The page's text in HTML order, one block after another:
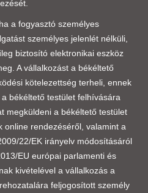
a fogyasztó személyes
személyes jelenlét nélküli,
biztosító elektronikai eszköz
A vállalkozást a békéltető
kötelezettség terheli, ennek
békéltető testület felhívására
megküldeni a békéltető testület
online rendezéséről, valamint a
22/EK irányelv módosításáról
EU európai parlamenti és
kivételével a vállalkozás a
feljogosított személy